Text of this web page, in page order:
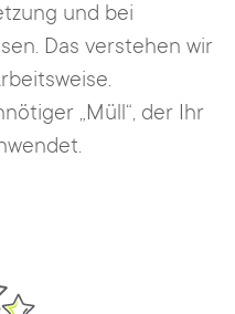
und bei
Das verstehen wir
„Müll“, der Ihr